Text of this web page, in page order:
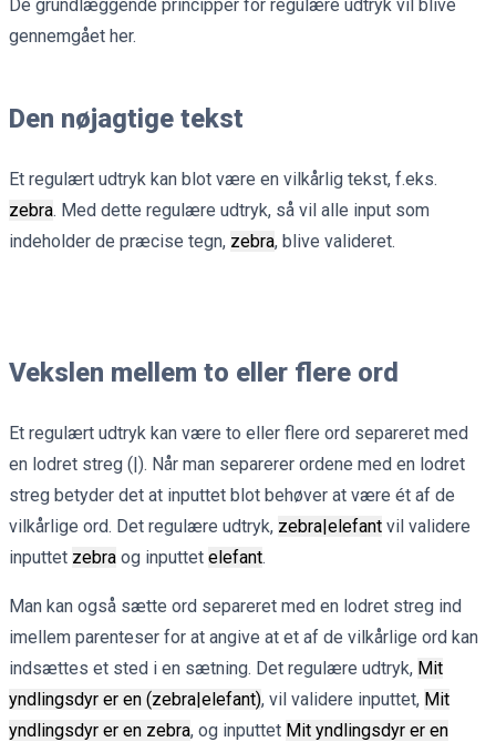
De grundlæggende principper for regulære udtryk vil blive
gennemgået her.
Den nøjagtige tekst
Et regulært udtryk kan blot være en vilkårlig tekst, f.eks.
zebra. Med dette regulære udtryk, så vil alle input som
indeholder de præcise tegn, zebra, blive valideret.
Vekslen mellem to eller flere ord
Et regulært udtryk kan være to eller flere ord separeret med
en lodret streg (|). Når man separerer ordene med en lodret
streg betyder det at inputtet blot behøver at være ét af de
vilkårlige ord. Det regulære udtryk, zebra|elefant vil validere
inputtet zebra og inputtet elefant.
Man kan også sætte ord separeret med en lodret streg ind
imellem parenteser for at angive at et af de vilkårlige ord kan
indsættes et sted i en sætning. Det regulære udtryk, Mit
yndlingsdyr er en (zebra|elefant), vil validere inputtet, Mit
yndlingsdyr er en zebra, og inputtet Mit yndlingsdyr er en